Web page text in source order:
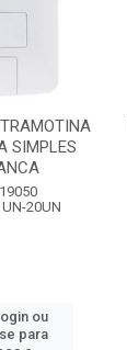
SIMPLES
20UN
ou
para